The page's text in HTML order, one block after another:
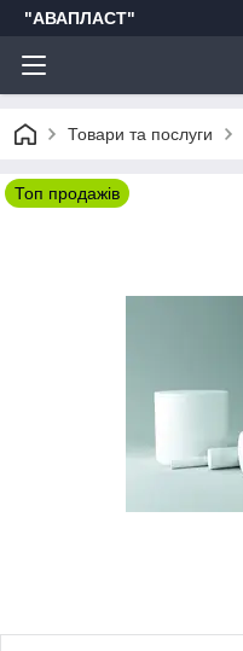
"АВАПЛАСТ"
Товари та послуги
Топ продажів